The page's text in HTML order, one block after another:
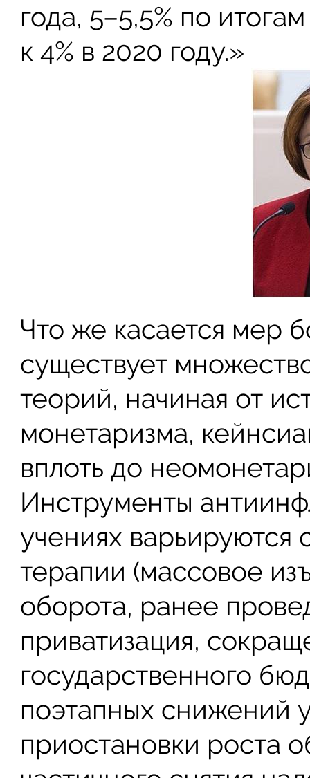
года, 5–5,5% по
к 4% в 2020 году.»
Что же касается мер
существует
теорий, начиная от
монетаризма,
вплоть до
Инструменты
учениях варьируются
терапии (массовое
оборота, ранее
приватизация,
государственного
поэтапных снижений
приостановки роста